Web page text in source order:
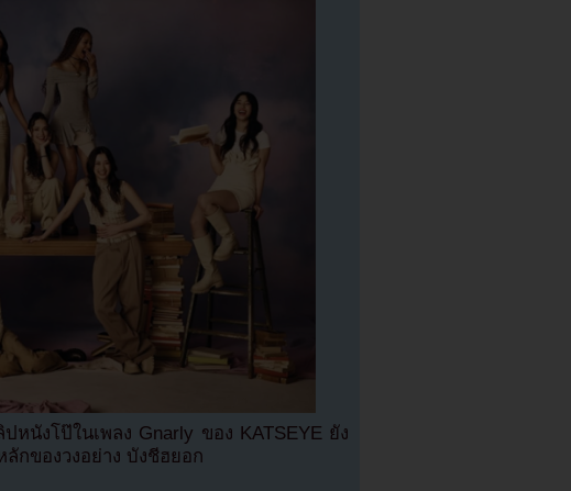
นังโป๊ในเพลง Gnarly ของ KATSEYE ยัง
กของวงอย่าง บังชีฮยอก